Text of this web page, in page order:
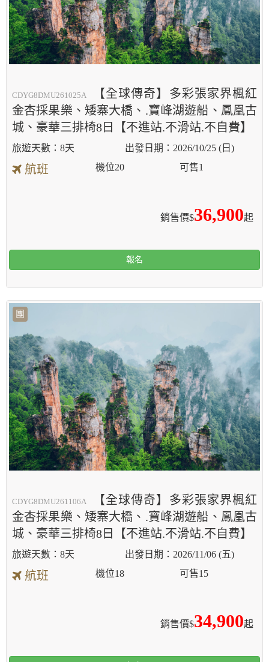
CDYG8DMU261025A
【全球傳奇】多彩張家界楓紅
金杏採果樂、矮寨大橋、.寶峰湖遊船、鳳凰古
城、豪華三排椅8日【不進站.不滑站.不自費】
8天 2026/10/25 (日)
航班
銷售價$36,900起
機位20 可售1
報名
團
CDYG8DMU261106A
【全球傳奇】多彩張家界楓紅
金杏採果樂、矮寨大橋、.寶峰湖遊船、鳳凰古
城、豪華三排椅8日【不進站.不滑站.不自費】
8天 2026/11/06 (五)
航班
銷售價$34,900起
機位18 可售15